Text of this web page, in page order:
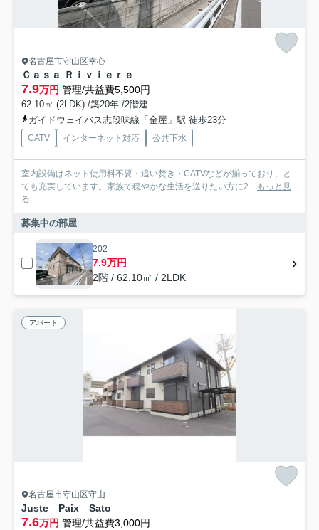
名古屋市守山区幸心
Ｃａｓａ Ｒｉｖｉｅｒｅ
7.9万円 管理/共益費5,500円
62.10㎡ (2LDK) /築20年 /2階建
ガイドウェイバス志段味線「金屋」駅 徒歩23分
CATV インターネット対応 公共下水
室内設備はネット使用料不要・追い焚き・CATVなどが揃っており、と
ても充実しています。家族で穏やかな生活を送りたい方に2...
もっと見
る
募集中の部屋
202
7.9万円
2階 / 62.10㎡ / 2LDK
アパート
名古屋市守山区守山
Juste Paix Sato
7.6万円 管理/共益費3,000円